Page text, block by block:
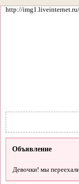
http://
Объявление
Девочки! мы